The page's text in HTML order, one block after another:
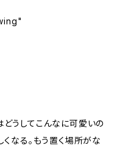
うしてこんなに可愛いの
くなる。もう置く場所がな